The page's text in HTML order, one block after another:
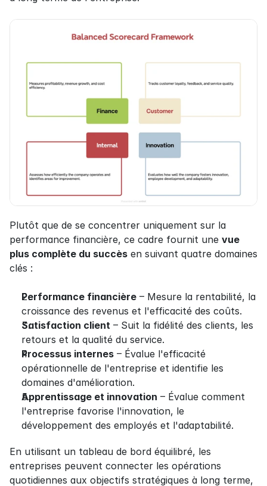
Plutôt que de se concentrer uniquement sur la
performance financière, ce cadre fournit une vue
plus complète du succès en suivant quatre domaines
clés :
Performance financière – Mesure la rentabilité, la
croissance des revenus et l'efficacité des coûts.
Satisfaction client – Suit la fidélité des clients, les
retours et la qualité du service.
Processus internes – Évalue l'efficacité
opérationnelle de l'entreprise et identifie les
domaines d'amélioration.
Apprentissage et innovation – Évalue comment
l'entreprise favorise l'innovation, le
développement des employés et l'adaptabilité.
En utilisant un tableau de bord équilibré, les
entreprises peuvent connecter les opérations
quotidiennes aux objectifs stratégiques à long terme,